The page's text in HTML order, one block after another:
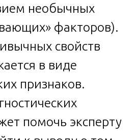
необычных
факторов).
свойств
в виде
признаков.
помочь эксперту